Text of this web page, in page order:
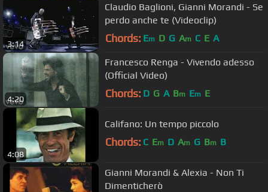
3:14
Claudio Baglioni, Gianni Morandi - Se
perdo anche te (Videoclip)
Chords: Em D G Am C E A
4:20
Francesco Renga - Vivendo adesso
(Official Video)
Chords: D G A Bm Em E
4:08
Califano: Un tempo piccolo
Chords: C Em D Am G Bm B
Gianni Morandi & Alexia - Non Ti
Dimenticherò